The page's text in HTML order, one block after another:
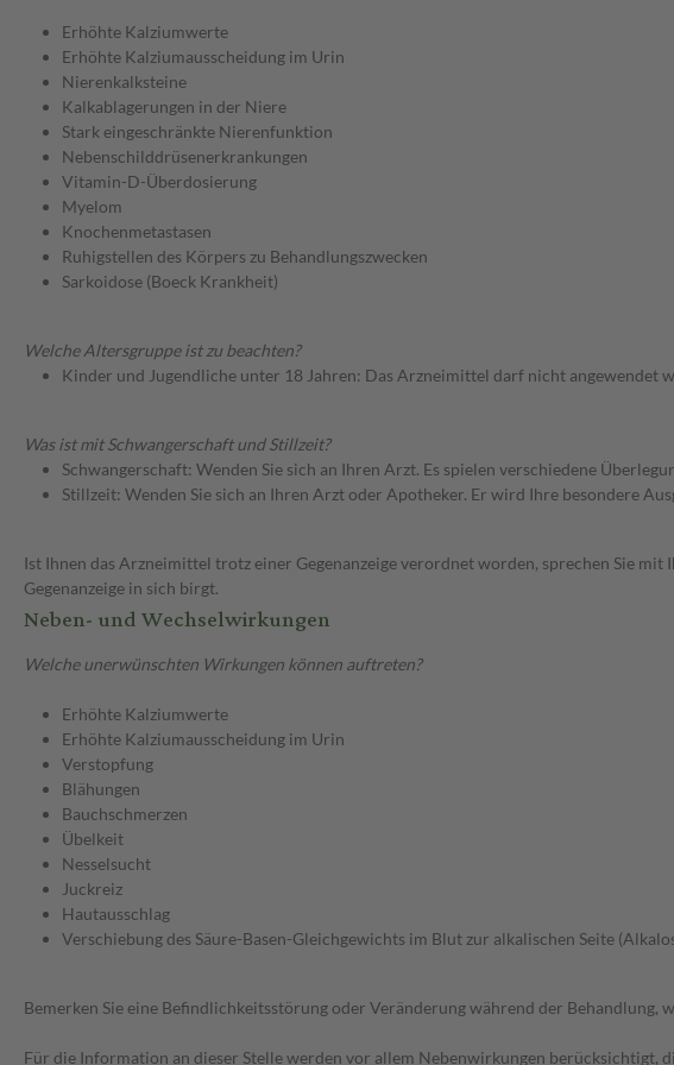
Erhöhte Kalziumwerte
Erhöhte Kalziumausscheidung im Urin
Nierenkalksteine
Kalkablagerungen in der Niere
Stark eingeschränkte Nierenfunktion
Nebenschilddrüsenerkrankungen
Vitamin-D-Überdosierung
Myelom
Knochenmetastasen
Ruhigstellen des Körpers zu Behandlungszwecken
Sarkoidose (Boeck Krankheit)
Welche Altersgruppe ist zu beachten?
Kinder und Jugendliche unter 18 Jahren: Das Arzneimittel darf nicht angewendet
Was ist mit Schwangerschaft und Stillzeit?
Schwangerschaft: Wenden Sie sich an Ihren Arzt. Es spielen verschiedene
Stillzeit: Wenden Sie sich an Ihren Arzt oder Apotheker. Er wird Ihre besondere
Ist Ihnen das Arzneimittel trotz einer Gegenanzeige verordnet worden, sprechen Sie
Gegenanzeige in sich birgt.
Neben- und Wechselwirkungen
Welche unerwünschten Wirkungen können auftreten?
Erhöhte Kalziumwerte
Erhöhte Kalziumausscheidung im Urin
Verstopfung
Blähungen
Bauchschmerzen
Übelkeit
Nesselsucht
Juckreiz
Hautausschlag
Verschiebung des Säure-Basen-Gleichgewichts im Blut zur alkalischen Seite
Bemerken Sie eine Befindlichkeitsstörung oder Veränderung während der Behandlung,
Für die Information an dieser Stelle werden vor allem Nebenwirkungen berücksichtigt,